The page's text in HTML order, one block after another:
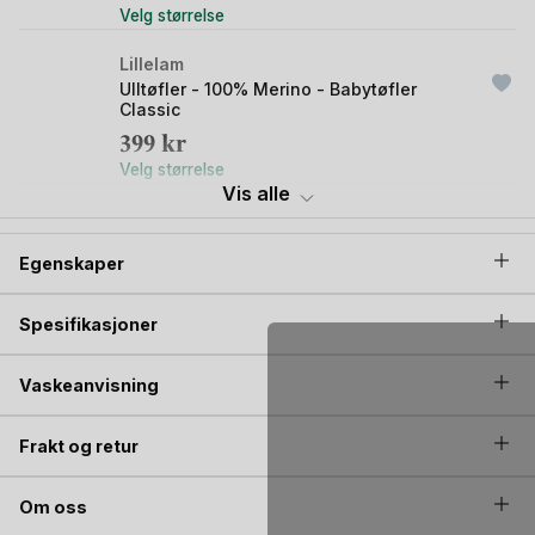
Velg størrelse
Lillelam
Ulltøfler - 100% Merino - Babytøfler
Classic
399kr
Velg størrelse
Lillelam
Classic
449kr
Velg størrelse
Lillelam
Balaclava Ull - 100% Merino | Classic
Velg størrelse
Vis alle
Egenskaper
Spesifikasjoner
Vaskeanvisning
Frakt og retur
Om oss